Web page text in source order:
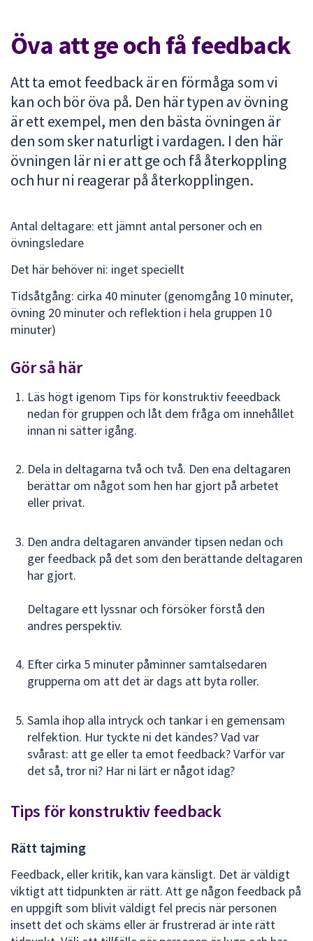
presenteras
under
Använd
piltangenterna
för
navigera
mellan
sökförslagen
för
av
dem.
Öva att ge och få feedback
Att ta emot feedback är en förmåga som vi
kan och bör öva på. Den här typen av övning
är ett exempel, men den bästa övningen är
den som sker naturligt i vardagen. I den här
övningen lär ni er att ge och få återkoppling
och hur ni reagerar på återkopplingen.
Antal deltagare: ett jämnt antal personer och en
övningsledare
Det här behöver ni: inget speciellt
Tidsåtgång: cirka 40 minuter (genomgång 10 minuter,
övning 20 minuter och reflektion i hela gruppen 10
minuter)
Gör så här
Läs högt igenom Tips för konstruktiv feeedback
nedan för gruppen och låt dem fråga om innehållet
innan ni sätter igång.
Dela in deltagarna två och två. Den ena deltagaren
berättar om något som hen har gjort på arbetet
eller privat.
Den andra deltagaren använder tipsen nedan och
ger feedback på det som den berättande deltagaren
har gjort.
Deltagare ett lyssnar och försöker förstå den
andres perspektiv.
Efter cirka 5 minuter påminner samtalsedaren
grupperna om att det är dags att byta roller.
Samla ihop alla intryck och tankar i en gemensam
relfektion. Hur tyckte ni det kändes? Vad var
svårast: att ge eller ta emot feedback? Varför var
det så, tror ni? Har ni lärt er något idag?
Tips för konstruktiv feedback
Rätt tajming
Feedback, eller kritik, kan vara känsligt. Det är väldigt
viktigt att tidpunkten är rätt. Att ge någon feedback på
en uppgift som blivit väldigt fel precis när personen
insett det och skäms eller är frustrerad är inte rätt